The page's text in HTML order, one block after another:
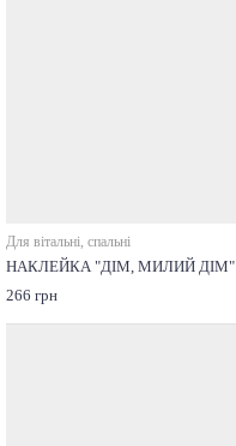
Для вітальні, спальні
НАКЛЕЙКА "ДІМ, МИЛИЙ ДІМ"
266 грн